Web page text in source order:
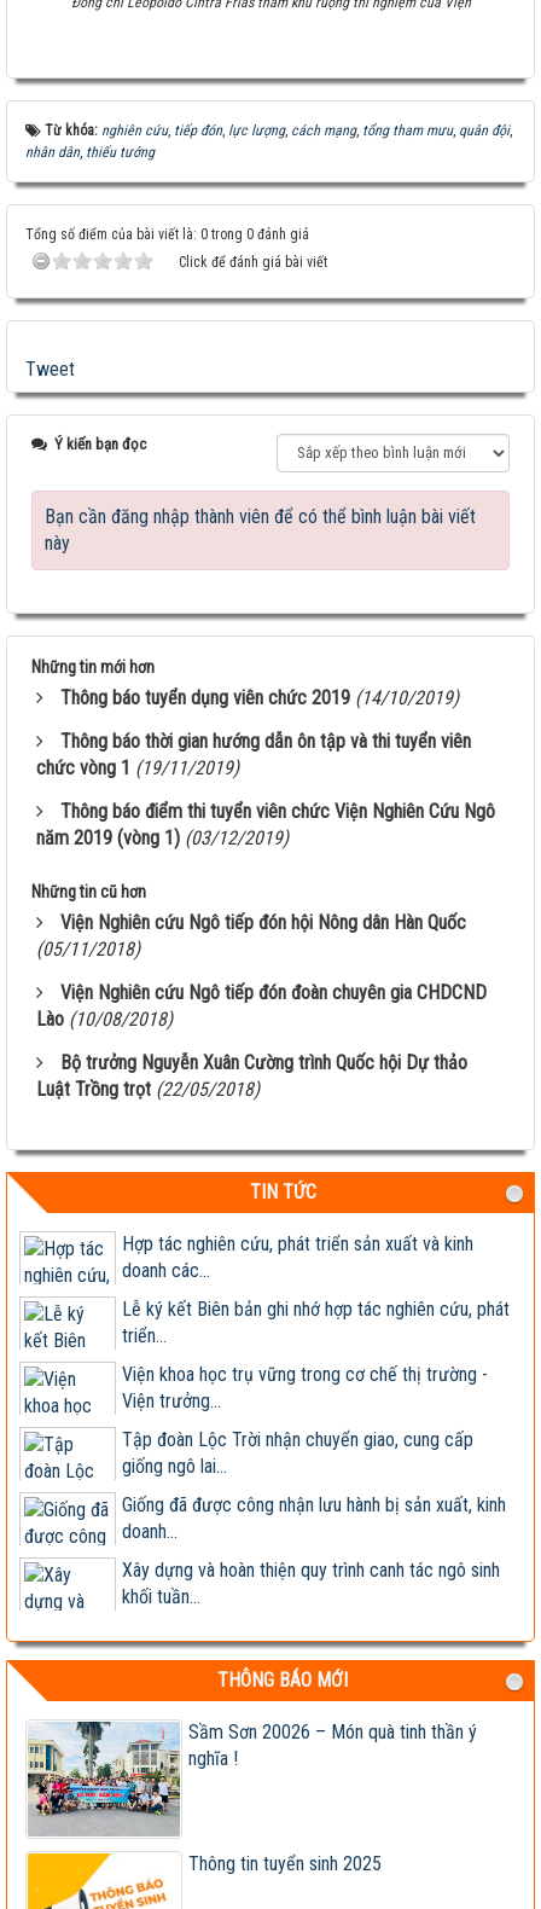
Từ khóa: nghiên cứu, tiếp đón, lực lượng, cách mạng, tổng tham mưu, quân đội,
nhân dân, thiếu tướng
Tổng số điểm của bài viết là: 0 trong 0 đánh giá
Click để đánh giá bài viết
Tweet
Ý kiến bạn đọc
Bạn cần đăng nhập thành viên để có thể bình luận bài viết
này
Những tin mới hơn
Thông báo tuyển dụng viên chức 2019 (14/10/2019)
Thông báo thời gian hướng dẫn ôn tập và thi tuyển viên
chức vòng 1 (19/11/2019)
Thông báo điểm thi tuyển viên chức Viện Nghiên Cứu Ngô
năm 2019 (vòng 1) (03/12/2019)
Những tin cũ hơn
Viện Nghiên cứu Ngô tiếp đón hội Nông dân Hàn Quốc
(05/11/2018)
Viện Nghiên cứu Ngô tiếp đón đoàn chuyên gia CHDCND
Lào (10/08/2018)
Bộ trưởng Nguyễn Xuân Cường trình Quốc hội Dự thảo
Luật Trồng trọt (22/05/2018)
TIN TỨC
Giống ngô TM181: Lấy hạt rất tốt, lấy sinh khối
cũng hay!
Khi nào chấm dứt chi hàng tỷ đô nhập khẩu ngô?
NGHIÊN CỨU KHOA HỌC VÀ...
Giúp nông dân sản xuất ngô sinh khối theo tư duy
thị trường
Sầm Sơn 20026 – Món quà tinh thần ý nghĩa !
Lễ công bố quyết định bổ nhiệm lại Viện trưởng
Viện Nghiên...
Nhiệt liệt chào mừng Ngày Khoa học và Công nghệ
Việt Nam...
Thông tin tuyển sinh 2025
Hội nghị Cán bộ viên chức và Người lao động
Giống ngô lai TM181 đóng bắp kín, lõi nhỏ, chịu
Hợp tác nghiên cứu, phát triển sản xuất và kinh
doanh các...
Lễ ký kết Biên bản ghi nhớ hợp tác nghiên cứu, phát
triển...
Viện khoa học trụ vững trong cơ chế thị trường -
Viện trưởng...
Tập đoàn Lộc Trời nhận chuyển giao, cung cấp
giống ngô lai...
Giống đã được công nhận lưu hành bị sản xuất, kinh
doanh...
Xây dựng và hoàn thiện quy trình canh tác ngô sinh
khối tuần...
Hội nghị cán bộ, viên chức và người lao động 2023
Vietseed độc quyền hợp tác phát triển giống ngô lai
VS201
Giống ngô TM181: Lấy hạt rất tốt, lấy sinh khối
cũng hay!
Khi nào chấm dứt chi hàng tỷ đô nhập khẩu ngô?
HỘI THẢO KHOA HỌC “TỔNG KẾT CÔNG TÁC
THÔNG BÁO MỚI
Sầm Sơn 20026 – Món quà tinh thần ý
nghĩa !
Thông tin tuyển sinh 2025